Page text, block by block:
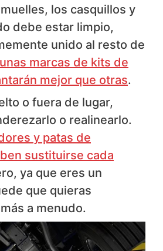
los casquillos y
debe estar limpio,
unido al resto de
marcas de kits de
mejor que otras.
o fuera de lugar,
o realinearlo.
y patas de
sustituirse cada
ya que eres un
que quieras
a menudo.